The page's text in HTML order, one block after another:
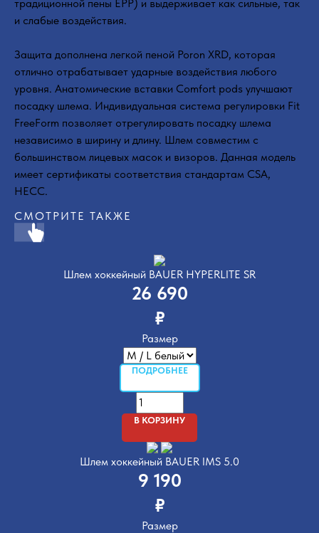
традиционной пены EPP) и выдерживает как сильные, так
и слабые воздействия.
Защита дополнена легкой пеной Poron XRD, которая
отлично отрабатывает ударные воздействия любого
уровня. Анатомические вставки Comfort pods улучшают
посадку шлема. Индивидуальная система регулировки Fit
FreeForm позволяет отрегулировать посадку шлема
независимо в ширину и длину. Шлем совместим с
большинством лицевых масок и визоров. Данная модель
имеет сертификаты соответствия стандартам CSA,
HECC.
СМОТРИТЕ ТАКЖЕ
Шлем хоккейный BAUER HYPERLITE SR
26 690
₽
Размер
ПОДРОБНЕЕ
В КОРЗИНУ
Шлем хоккейный BAUER IMS 5.0
9 190
₽
Размер